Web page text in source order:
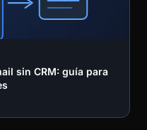
sin CRM: guía para